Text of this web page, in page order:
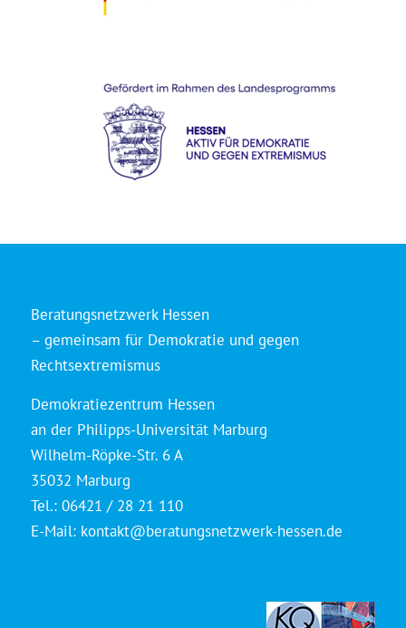
Beratungsnetzwerk Hessen
– gemeinsam für Demokratie und gegen
Rechtsextremismus
Demokratiezentrum Hessen
an der Philipps-Universität Marburg
Wilhelm-Röpke-Str. 6 A
35032 Marburg
Tel.: 06421 / 28 21 110
E-Mail: kontakt@beratungsnetzwerk-hessen.de